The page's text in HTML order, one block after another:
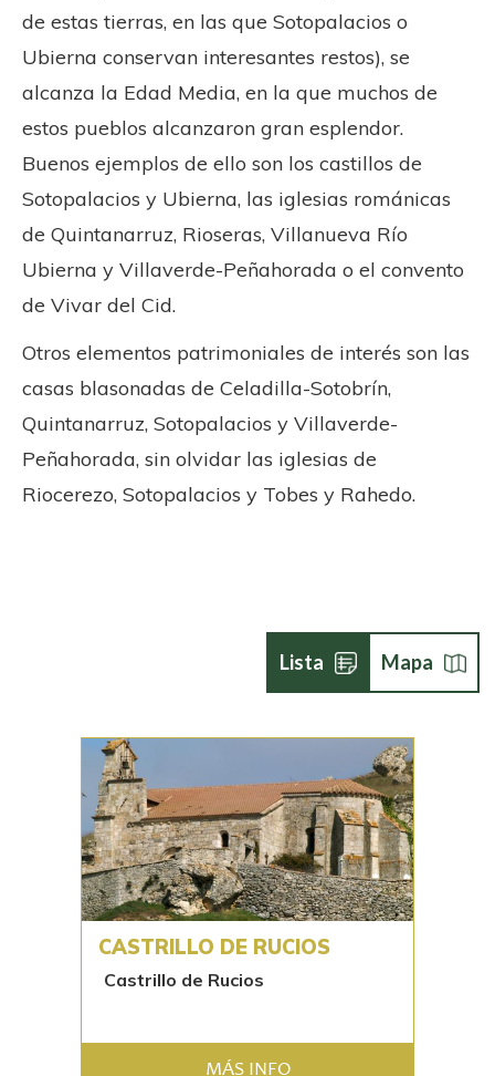
de estas tierras, en las que Sotopalacios o
Ubierna conservan interesantes restos), se
alcanza la Edad Media, en la que muchos de
estos pueblos alcanzaron gran esplendor.
Buenos ejemplos de ello son los castillos de
Sotopalacios y Ubierna, las iglesias románicas
de Quintanarruz, Rioseras, Villanueva Río
Ubierna y Villaverde-Peñahorada o el convento
de Vivar del Cid.
Otros elementos patrimoniales de interés son las
casas blasonadas de Celadilla-Sotobrín,
Quintanarruz, Sotopalacios y Villaverde-
Peñahorada, sin olvidar las iglesias de
Riocerezo, Sotopalacios y Tobes y Rahedo.
Lista Mapa
CASTRILLO DE RUCIOS
Castrillo de Rucios
MÁS INFO